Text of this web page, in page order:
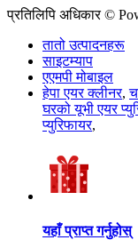
प्रतिलिपि अधिकार ©
तातो उत्पादनहरू
साइटम्याप
एएमपी मोबाइल
हेपा एयर क्लीनर,
घरको यूभी एयर
प्युरिफायर,
यहाँ प्राप्त गर्नुहोस्